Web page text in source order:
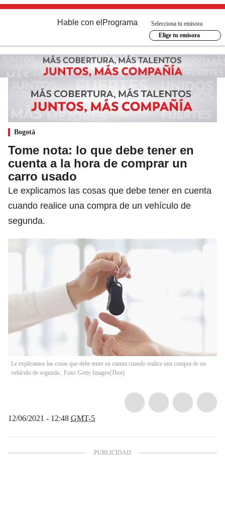
Hable con el Programa
Selecciona tu emisora
Elige tu emisora
Bogotá
Tome nota: lo que debe tener en
cuenta a la hora de comprar un
carro usado
Le explicamos las cosas que debe tener en cuenta
cuando realice una compra de un vehículo de
segunda.
Le explicamos las cosas que debe tener en cuenta cuando realice una compra de un
vehículo de segunda.. Foto: Getty Images(Thot)
12/06/2021 - 12:48 GMT-5